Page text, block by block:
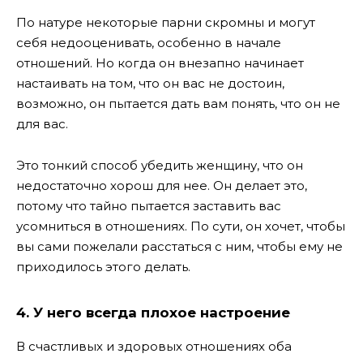
По натуре некоторые парни скромны и могут
себя недооценивать, особенно в начале
отношений. Но когда он внезапно начинает
настаивать на том, что он вас не достоин,
возможно, он пытается дать вам понять, что он не
для вас.
Это тонкий способ убедить женщину, что он
недостаточно хорош для нее. Он делает это,
потому что тайно пытается заставить вас
усомниться в отношениях. По сути, он хочет, чтобы
вы сами пожелали расстаться с ним, чтобы ему не
приходилось этого делать.
4. У него всегда плохое настроение
В счастливых и здоровых отношениях оба